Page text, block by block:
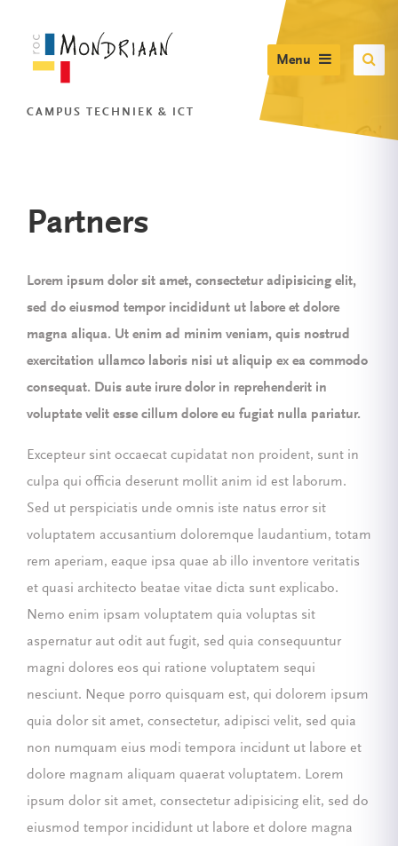
CAMPUS TECHNIEK & ICT
Menu
Partners
Lorem ipsum dolor sit amet, consectetur adipisicing elit,
sed do eiusmod tempor incididunt ut labore et dolore
magna aliqua. Ut enim ad minim veniam, quis nostrud
exercitation ullamco laboris nisi ut aliquip ex ea commodo
consequat. Duis aute irure dolor in reprehenderit in
voluptate velit esse cillum dolore eu fugiat nulla pariatur.
Excepteur sint occaecat cupidatat non proident, sunt in
culpa qui officia deserunt mollit anim id est laborum.
Sed ut perspiciatis unde omnis iste natus error sit
voluptatem accusantium doloremque laudantium, totam
rem aperiam, eaque ipsa quae ab illo inventore veritatis
et quasi architecto beatae vitae dicta sunt explicabo.
Nemo enim ipsam voluptatem quia voluptas sit
aspernatur aut odit aut fugit, sed quia consequuntur
magni dolores eos qui ratione voluptatem sequi
nesciunt. Neque porro quisquam est, qui dolorem ipsum
quia dolor sit amet, consectetur, adipisci velit, sed quia
non numquam eius modi tempora incidunt ut labore et
dolore magnam aliquam quaerat voluptatem. Lorem
ipsum dolor sit amet, consectetur adipisicing elit, sed do
eiusmod tempor incididunt ut labore et dolore magna